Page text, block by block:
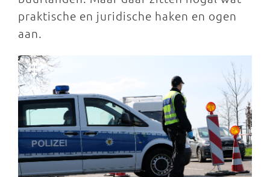
praktische en juridische haken en ogen
aan.